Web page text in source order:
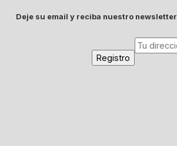
Deje su email y reciba nuestro newsletter